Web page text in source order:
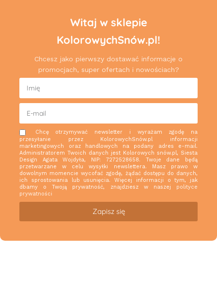
Witaj w sklepie
KolorowychSnów.pl!
Chcesz jako pierwszy dostawać informacje o
promocjach, super ofertach i nowościach?
Chcę otrzymywać newsletter i wyrażam zgodę na
przesyłanie przez KolorowychSnów.pl informacji
marketingowych oraz handlowych na podany adres e-mail.
Administratorem Twoich danych jest Kolorowych snów.pl, Siesta
Design Agata Wojdyła, NIP: 7272528658. Twoje dane będą
przetwarzane w celu wysyłki newslettera. Masz prawo w
dowolnym momencie wycofać zgodę, żądać dostępu do danych,
ich sprostowania lub usunięcia. Więcej informacji o tym, jak
dbamy o Twoją prywatność, znajdziesz w naszej polityce
prywatności
Zapisz się